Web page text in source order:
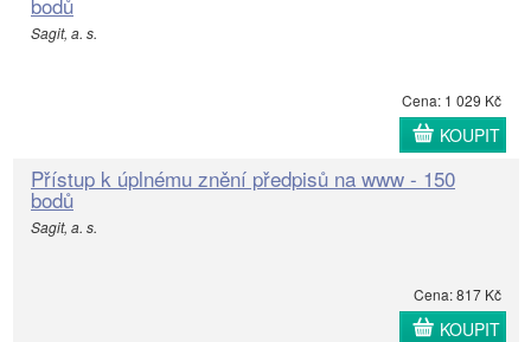
Sagit, a. s.
Cena: 1 029 Kč
KOUPIT
Přístup k úplnému znění předpisů na www - 150
bodů
Sagit, a. s.
Cena: 817 Kč
KOUPIT